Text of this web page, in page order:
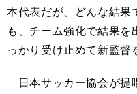
本代表だが、どんな結果
も、チーム強化で結果を
っかり受け止めて新監督
日本サッカー協会が提